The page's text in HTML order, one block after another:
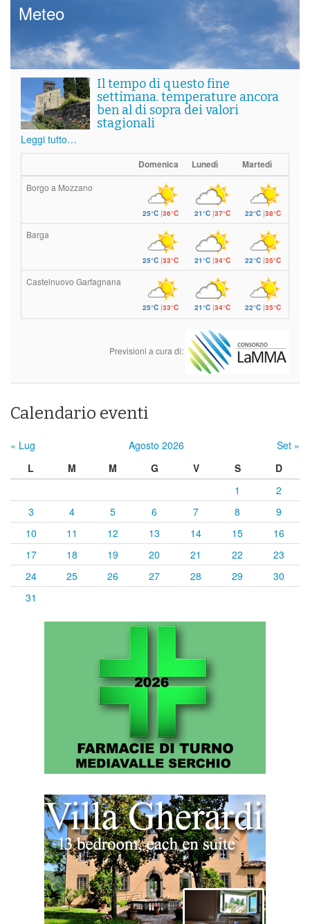
Meteo
Il tempo di questo fine
settimana. temperature ancora
ben al di sopra dei valori
stagionali
Leggi tutto…
Domenica Lunedì Martedì
Borgo a Mozzano
25°C|36°C 21°C|37°C 22°C |38°C
Barga
25°C|33°C 21°C|34°C 22°C |35°C
Castelnuovo Garfagnana
25°C|33°C 21°C|34°C 22°C |35°C
Previsioni a cura di:
Calendario eventi
« Lug Agosto 2026
Set »
L
M M G V S
D
1
2
3
4 5 6 7 8
9
10
11 12 13 14 15
16
17
18 19 20 21 22
23
24
25 26 27 28 29
30
31